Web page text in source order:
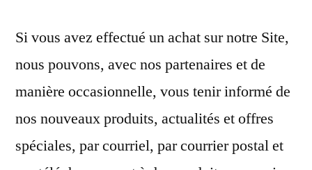
Si vous avez effectué un achat sur notre Site,
nous pouvons, avec nos partenaires et de
manière occasionnelle, vous tenir informé de
nos nouveaux produits, actualités et offres
spéciales, par courriel, par courrier postal et